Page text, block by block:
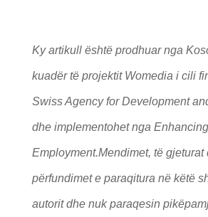
Ky artikull është prodhuar nga
kuadër të projektit Womedia i cili
Swiss Agency for Development
dhe implementohet nga
Employment.Mendimet, të gjeturat
përfundimet e paraqitura në këtë
autorit dhe nuk paraqesin